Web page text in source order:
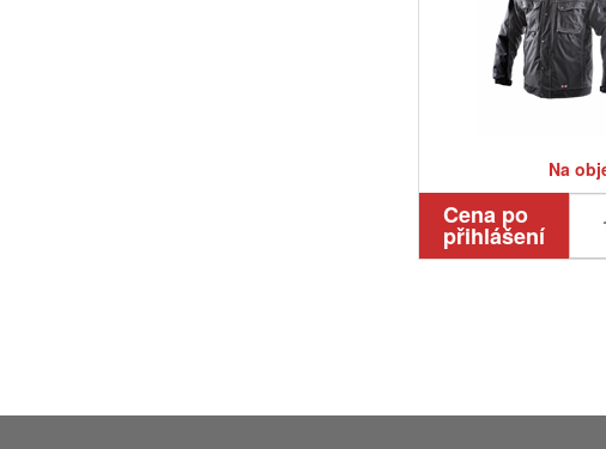
Na
Cena po
přihlášení